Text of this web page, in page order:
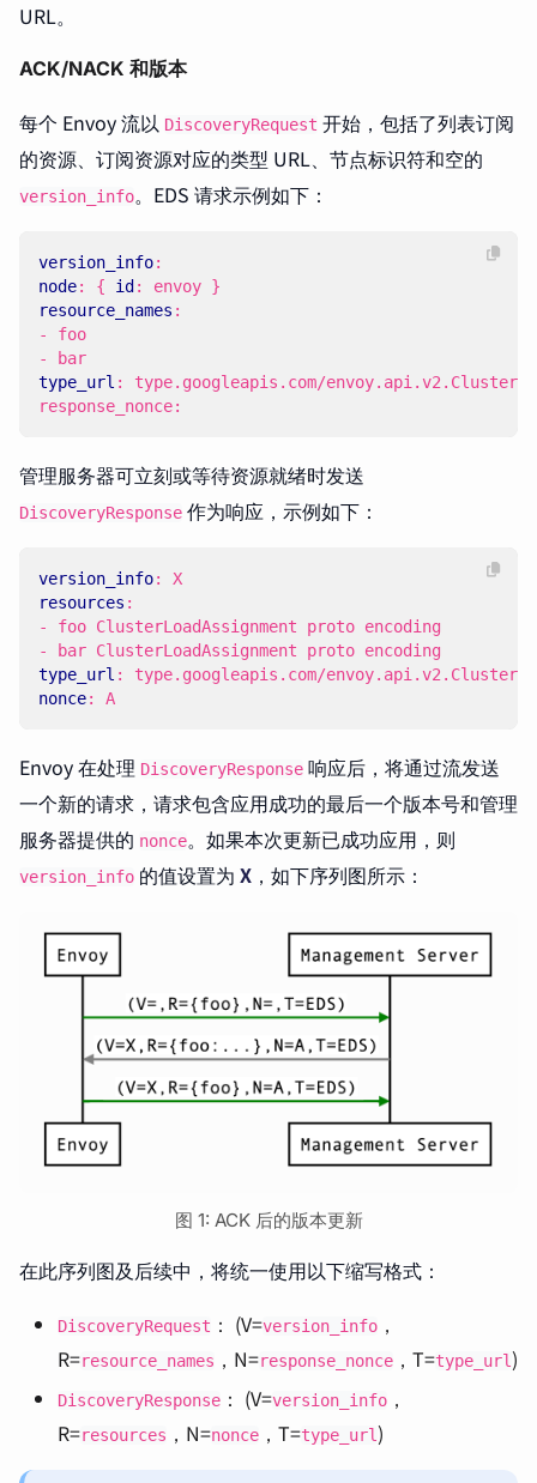
URL。
ACK/NACK 和版本
每个 Envoy 流以 DiscoveryRequest 开始，包括了列表订阅
的资源、订阅资源对应的类型 URL、节点标识符和空的
version_info。EDS 请求示例如下：
version_info:
node: { id :
envoy }
resource_names :
- foo
-
bar
type_url :
type.googleapis.com/
response_nonce:
管理服务器可立刻或等待资源就绪时发送
DiscoveryResponse 作为响应，示例如下：
version_info:
X
resources :
- foo ClusterLoadAssignment proto encoding
-
bar ClusterLoadAssignment proto encoding
type_url :
type.googleapis.com/
nonce: A
Envoy 在处理 DiscoveryResponse 响应后，将通过流发送
一个新的请求，请求包含应用成功的最后一个版本号和管理
服务器提供的 nonce。如果本次更新已成功应用，则
version_info 的值设置为 X ，如下序列图所示：
图 1: ACK 后的版本更新
在此序列图及后续中，将统一使用以下缩写格式：
DiscoveryRequest ： (V=version_info ，
R=resource_names ，N=response_nonce ，T=type_url)
DiscoveryResponse ： (V=version_info ，
R=resources ，N=nonce ，T=type_url)